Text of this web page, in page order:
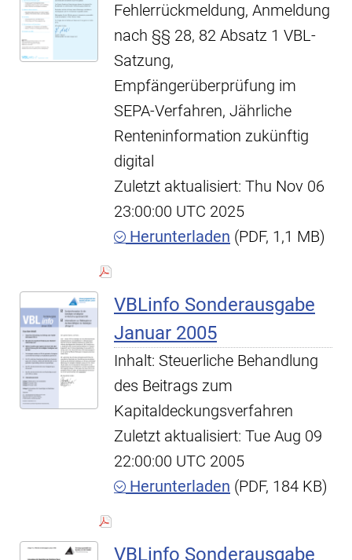
Fehlerrückmeldung, Anmeldung
nach §§ 28, 82 Absatz 1 VBL-
Satzung,
Empfängerüberprüfung im
SEPA-Verfahren, Jährliche
Renteninformation zukünftig
digital
Zuletzt aktualisiert: Thu Nov 06
23:00:00 UTC 2025
Herunterladen (PDF, 1,1 MB)
VBLinfo Sonderausgabe
Januar 2005
Inhalt: Steuerliche Behandlung
des Beitrags zum
Kapitaldeckungsverfahren
Zuletzt aktualisiert: Tue Aug 09
22:00:00 UTC 2005
Herunterladen (PDF, 184 KB)
VBLinfo Sonderausgabe